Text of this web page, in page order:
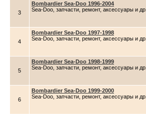
3
Bombardier Sea-Doo 1996-2004
Sea-Doo, запчасти, ремонт, аксессуары и др.
4
Bombardier Sea-Doo 1997-1998
Sea-Doo, запчасти, ремонт, аксессуары и др.
5
Bombardier Sea-Doo 1998-1999
Sea-Doo, запчасти, ремонт, аксессуары и др.
6
Bombardier Sea-Doo 1999-2000
Sea-Doo, запчасти, ремонт, аксессуары и др.